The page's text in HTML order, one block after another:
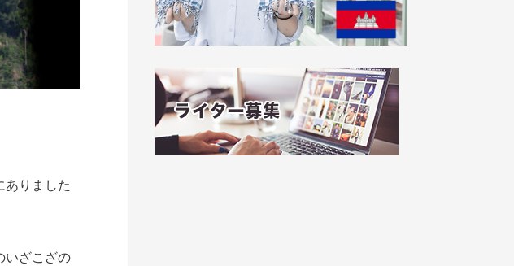
ありました
いざこざの